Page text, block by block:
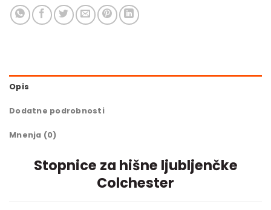
Opis
Dodatne podrobnosti
Mnenja (0)
Stopnice za hišne ljubljenčke
Colchester